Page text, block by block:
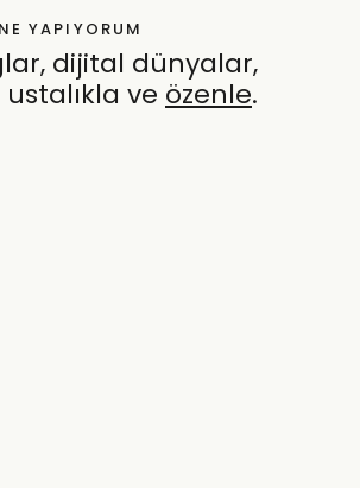
NE YAPIYORUM
dijital dünyalar,
ve özenle.